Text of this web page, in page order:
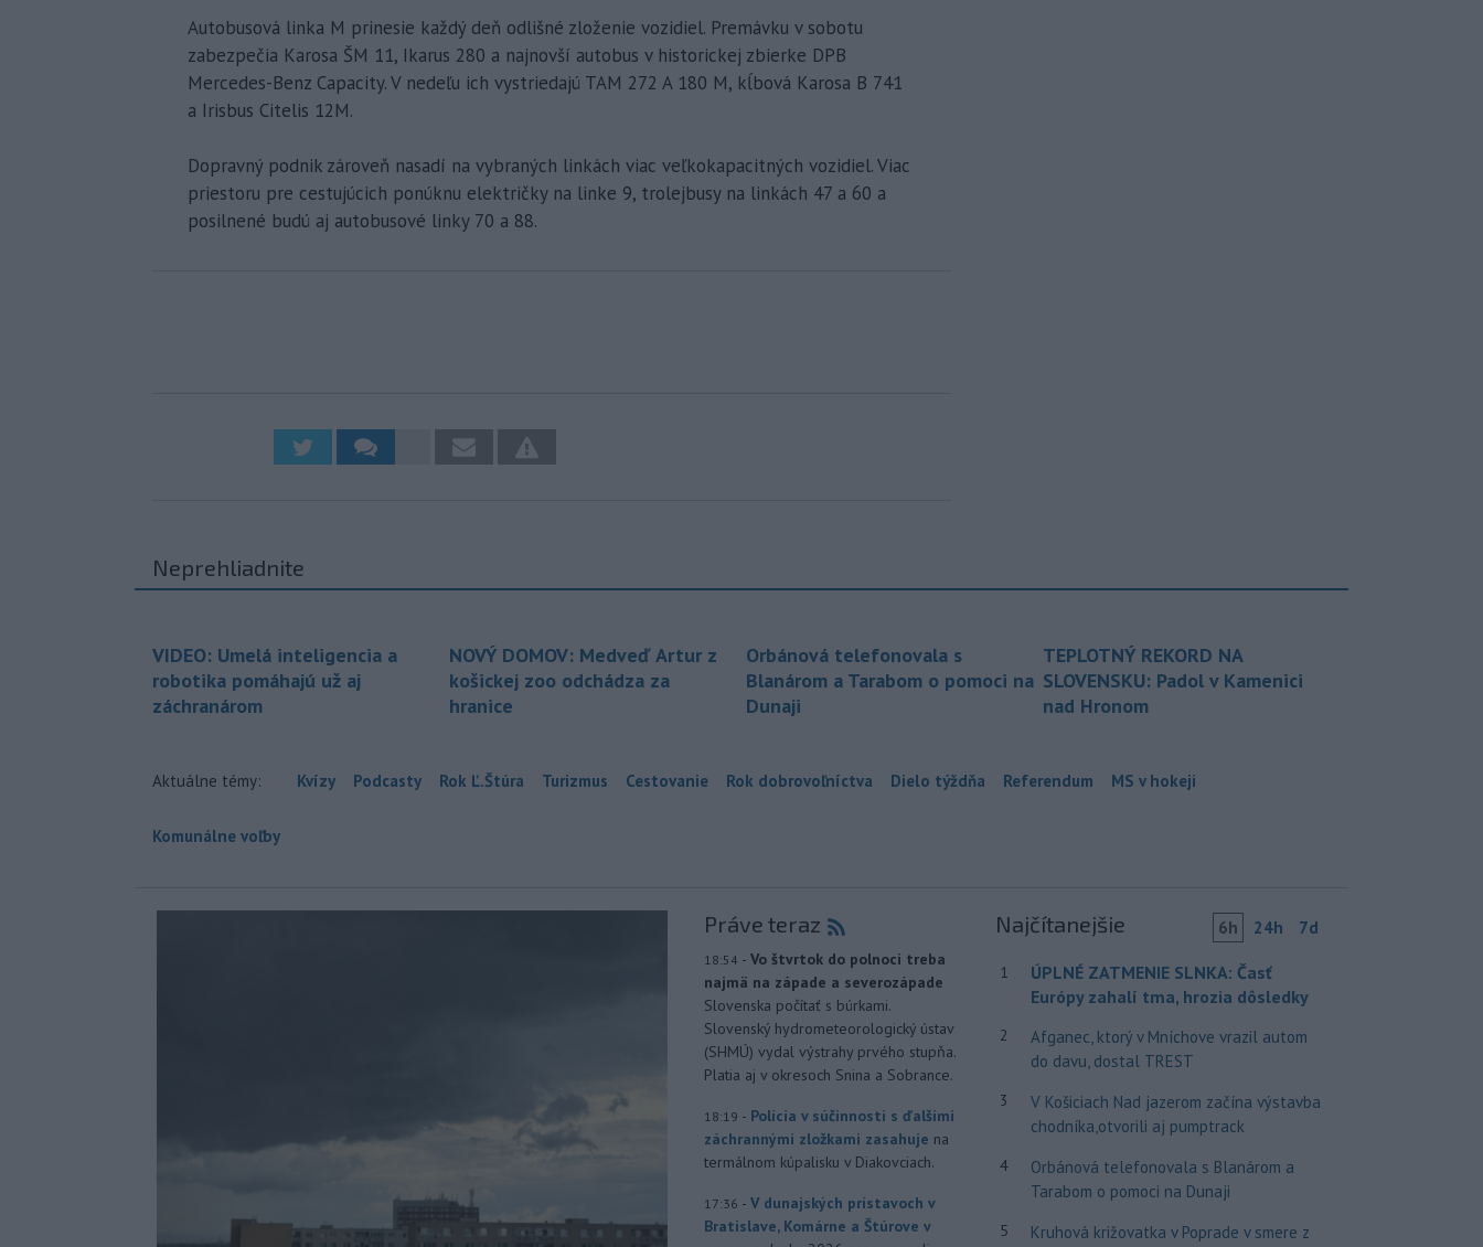
Autobusová linka M prinesie každý deň odlišné zloženie vozidiel. Premávku v sobotu
zabezpečia Karosa ŠM 11, Ikarus 280 a najnovší autobus v historickej zbierke DPB
Mercedes-Benz Capacity. V nedeľu ich vystriedajú TAM 272 A 180 M, kĺbová Karosa B 741
a Irisbus Citelis 12M.
Dopravný podnik zároveň nasadí na vybraných linkách viac veľkokapacitných vozidiel. Viac
priestoru pre cestujúcich ponúknu električky na linke 9, trolejbusy na linkách 47 a 60 a
posilnené budú aj autobusové linky 70 a 88.
Neprehliadnite
VIDEO: Umelá inteligencia a
robotika pomáhajú už aj
záchranárom
NOVÝ DOMOV: Medveď Artur z
košickej zoo odchádza za
hranice
Orbánová telefonovala s
Blanárom a Tarabom o pomoci na
Dunaji
TEPLOTNÝ REKORD NA
SLOVENSKU: Padol v Kamenici
nad Hronom
Aktuálne témy: Kvízy Podcasty Rok Ľ.Štúra Turizmus Cestovanie Rok dobrovoľníctva Dielo týždňa Referendum MS v hokeji
Komunálne voľby
Práve teraz
18:54 - Vo štvrtok do polnoci treba
najmä na západe a severozápade
Slovenska počítať s búrkami.
Slovenský hydrometeorologický ústav
(SHMÚ) vydal výstrahy prvého stupňa.
Platia aj v okresoch Snina a Sobrance.
18:19 - Polícia v súčinnosti s ďalšími
záchrannými zložkami zasahuje na
termálnom kúpalisku v Diakovciach.
17:36 - V dunajských prístavoch v
Bratislave, Komárne a Štúrove v
Najčítanejšie 6h 24h 7d
1
ÚPLNÉ ZATMENIE SLNKA: Časť
Európy zahalí tma, hrozia dôsledky
2
Afganec, ktorý v Mníchove vrazil autom
do davu, dostal TREST
3
V Košiciach Nad jazerom začína výstavba
chodníka,otvorili aj pumptrack
4
Orbánová telefonovala s Blanárom a
Tarabom o pomoci na Dunaji
5
Kruhová križovatka v Poprade v smere z